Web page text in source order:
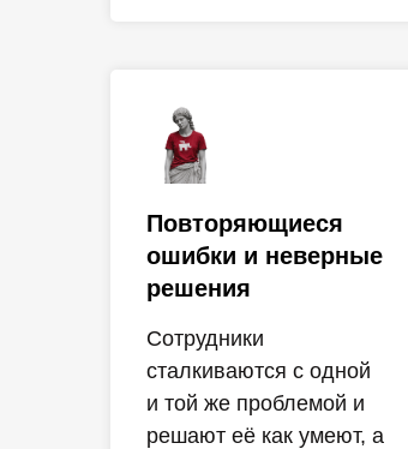
Повторяющиеся
ошибки и неверные
решения
Сотрудники
сталкиваются с одной
и той же проблемой и
решают её как умеют, а